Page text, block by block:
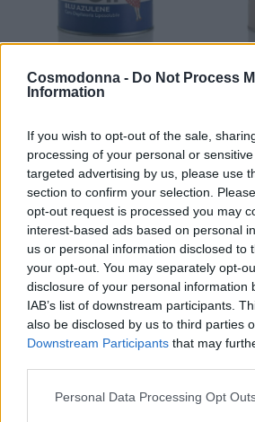
Cosmodonna - Do Not Process
Information
If you wish to opt-out of the sale,
processing of your personal or
targeted advertising by us, please use
section to confirm your selection.
opt-out request is processed you may
interest-based ads based on personal
us or personal information disclosed to
your opt-out. You may separately opt-
disclosure of your personal information
IAB’s list of downstream participants.
also be disclosed by us to third parties
Downstream Participants that may
Personal Data Processing Opt
7,00€ – 12,50€Price
range:
7,00 €
through
12,50 €
Επιλογή
τιτάνιο
7,00€